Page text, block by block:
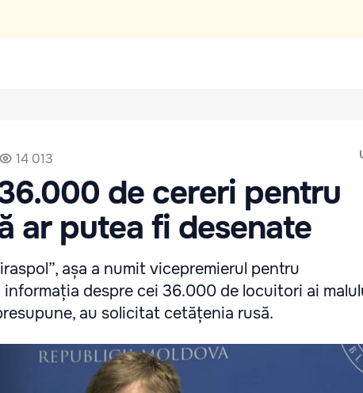
14 013
de cereri pentru
ar putea fi desenate
așa a numit vicepremierul pentru
informația despre cei 36.000 de locuitori ai
au solicitat cetățenia rusă.